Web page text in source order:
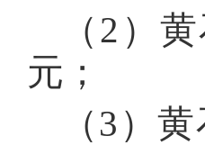
（2）
元；
（3）